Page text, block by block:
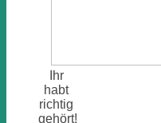
Ihr
habt
richtig
gehört!